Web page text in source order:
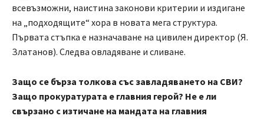
всевъзможни, наистина законови критерии и издигане
на „подходящите“ хора в новата мега структура.
Първата стъпка е назначаване на цивилен директор (Я.
Златанов). Следва овладяване и сливане.
Защо се бърза толкова със завладяването на СВИ?
Защо прокуратурата е главния герой? Не е ли
свързано с изтичане на мандата на главния